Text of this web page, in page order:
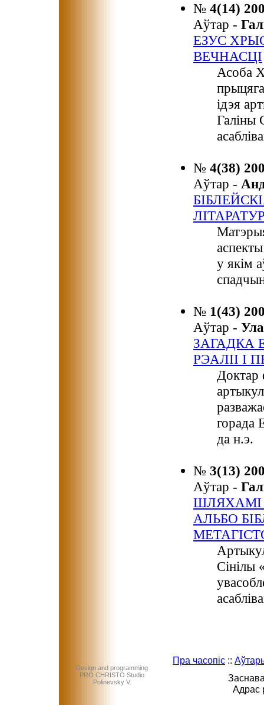
№ 4(14)
Аўтар -
ЕЗУС
ВЕЧНАСЦІ
Асоба
ідэя
Галіны
№ 4(38)
Аўтар -
у якім
№ 1(43)
Аўтар -
ЗАГАДКА
РЭАЛІІ І
Доктар
горада
да н.э.
№ 3(13)
Аўтар -
ШЛЯХАМІ
АЛЬБО
Сінілы
Design and programming
PRO CHRISTO Studio
Polinevsky V.
Пра часопіс ::
Адрас